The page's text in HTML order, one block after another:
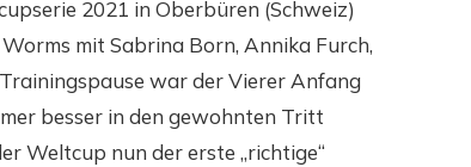
2021 in Oberbüren (Schweiz)
mit Sabrina Born, Annika Furch,
war der Vierer Anfang
besser in den gewohnten Tritt
Weltcup nun der erste „richtige“